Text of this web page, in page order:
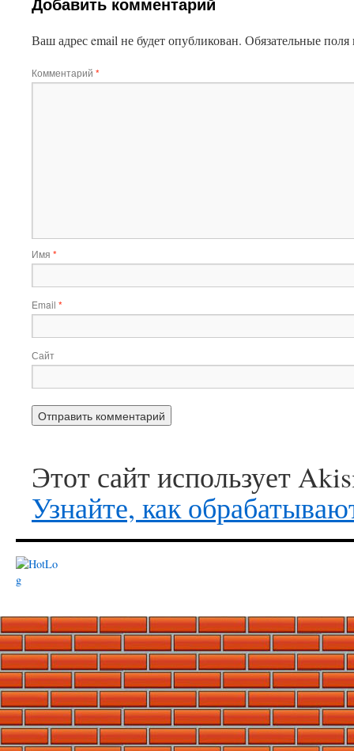
Ваш адрес email не будет опубликован. Обязательные
Комментарий *
Имя *
Email *
Сайт
Этот сайт использует
Узнайте, как